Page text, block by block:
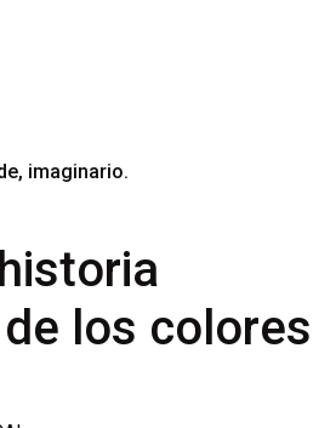
imaginario.
los colores